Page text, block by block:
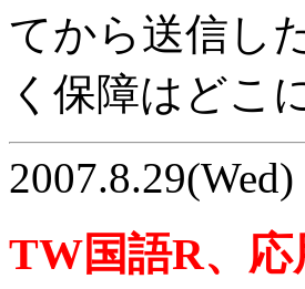
てから送信し
く保障はどこ
2007.8.29(Wed)
TW国語R、